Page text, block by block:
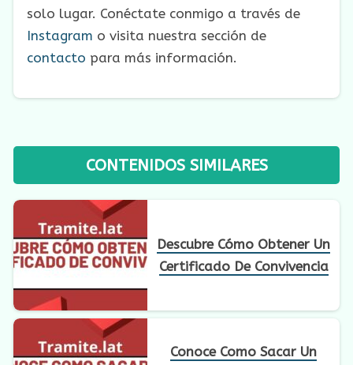
solo lugar. Conéctate conmigo a través de
Instagram o visita nuestra sección de
contacto para más información.
CONTENIDOS SIMILARES
Descubre Cómo Obtener Un
Certificado De Convivencia
Conoce Como Sacar Un